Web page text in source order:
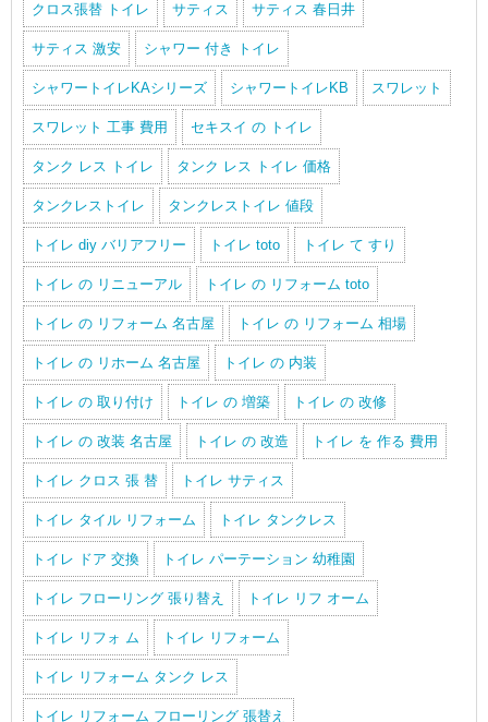
クロス張替 トイレ サティス サティス 春日井
サティス 激安 シャワー 付き トイレ
シャワートイレKAシリーズ シャワートイレKB スワレット
スワレット 工事 費用 セキスイ の トイレ
タンク レス トイレ タンク レス トイレ 価格
タンクレストイレ タンクレストイレ 値段
トイレ diy バリアフリー トイレ toto トイレ て すり
トイレ の リニューアル トイレ の リフォーム toto
トイレ の リフォーム 名古屋 トイレ の リフォーム 相場
トイレ の リホーム 名古屋 トイレ の 内装
トイレ の 取り付け トイレ の 増築 トイレ の 改修
トイレ の 改装 名古屋 トイレ の 改造 トイレ を 作る 費用
トイレ クロス 張 替 トイレ サティス
トイレ タイル リフォーム トイレ タンクレス
トイレ ドア 交換 トイレ パーテーション 幼稚園
トイレ フローリング 張り替え トイレ リフ オーム
トイレ リフォ ム トイレ リフォーム
トイレ リフォーム タンク レス
トイレ リフォーム フローリング 張替え